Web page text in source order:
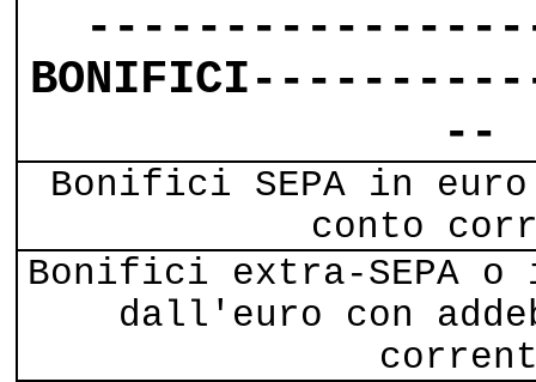
--
Bonifici SEPA in
conto
Bonifici extra-SEPA
dall'euro con